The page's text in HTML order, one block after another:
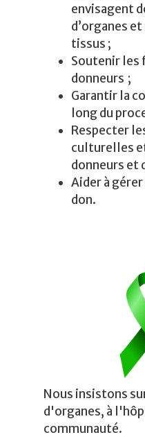
envisagent
d’organes et
tissus ;
Soutenir les
donneurs ;​
Garantir la
long du
Respecter
culturelles
donneurs et
Aider à
don.
Nous insistons
d'organes, à
communauté.